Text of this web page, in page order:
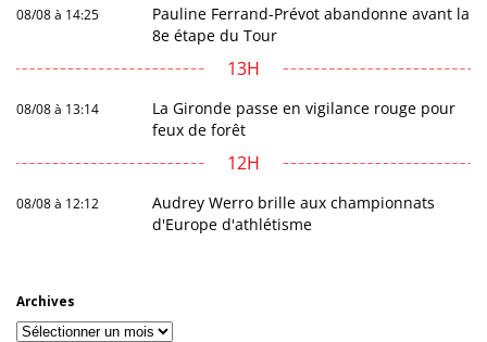
08/08 à 14:25
Pauline Ferrand-Prévot abandonne avant la
8e étape du Tour
13H
08/08 à 13:14
La Gironde passe en vigilance rouge pour
feux de forêt
12H
08/08 à 12:12
Audrey Werro brille aux championnats
d'Europe d'athlétisme
Archives
Archives